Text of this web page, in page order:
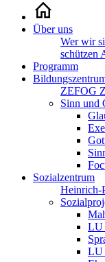
Über uns
Wer wir
schützen
Programm
ZEFOG
Sinn und
Sozialzentrum
Heinrich-
LU
LU